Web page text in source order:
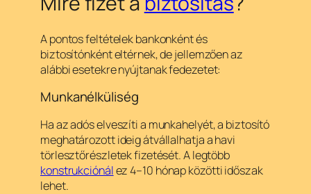
A pontos feltételek bankonként és
biztosítónként eltérnek, de jellemzően az
alábbi esetekre nyújtanak fedezetet:
Munkanélküliség
Ha az adós elveszíti a munkahelyét, a biztosító
meghatározott ideig átvállalhatja a havi
törlesztőrészletek fizetését. A legtöbb
konstrukciónález 4–10 hónap közötti időszak
lehet.